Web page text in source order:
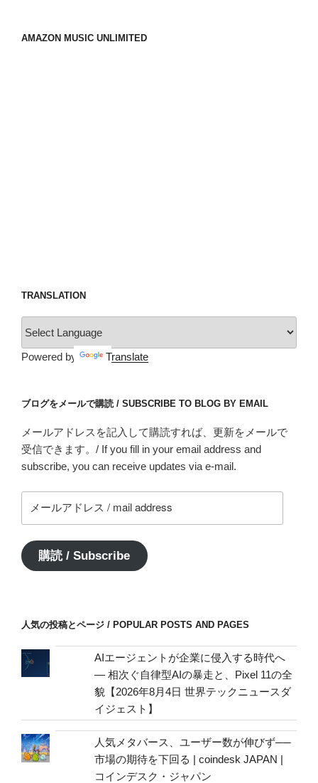
AMAZON MUSIC UNLIMITED
TRANSLATION
Powered by Translate
ブログをメールで購読 / SUBSCRIBE TO BLOG BY EMAIL
メールアドレスを記入して購読すれば、更新をメールで
受信できます。/ If you fill in your email address and
subscribe, you can receive updates via e-mail.
ー
ア
ド
address
購読 / Subscribe
人気の投稿とページ / POPULAR POSTS AND PAGES
AIエージェントが企業に侵入する時代へ
— 相次ぐ自律型AIの暴走と、Pixel 11の全
貌【2026年8月4日 世界テックニュースダ
イジェスト】
人気メタバース、ユーザー数が伸びず──
市場の期待を下回る | coindesk JAPAN |
コインデスク・ジャパン